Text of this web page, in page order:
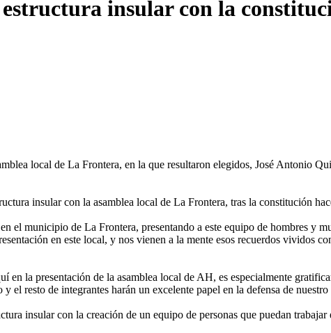
insular con la
local de La Frontera, en la que resultaron elegidos, José Antonio
insular con la asamblea local de La Frontera, tras la constitución
el municipio de La Frontera, presentando a este equipo de hombres y
en este local, y nos vienen a la mente esos recuerdos vividos
en la presentación de la asamblea local de AH, es especialmente
el resto de integrantes harán un excelente papel en la defensa de
insular con la creación de un equipo de personas que puedan